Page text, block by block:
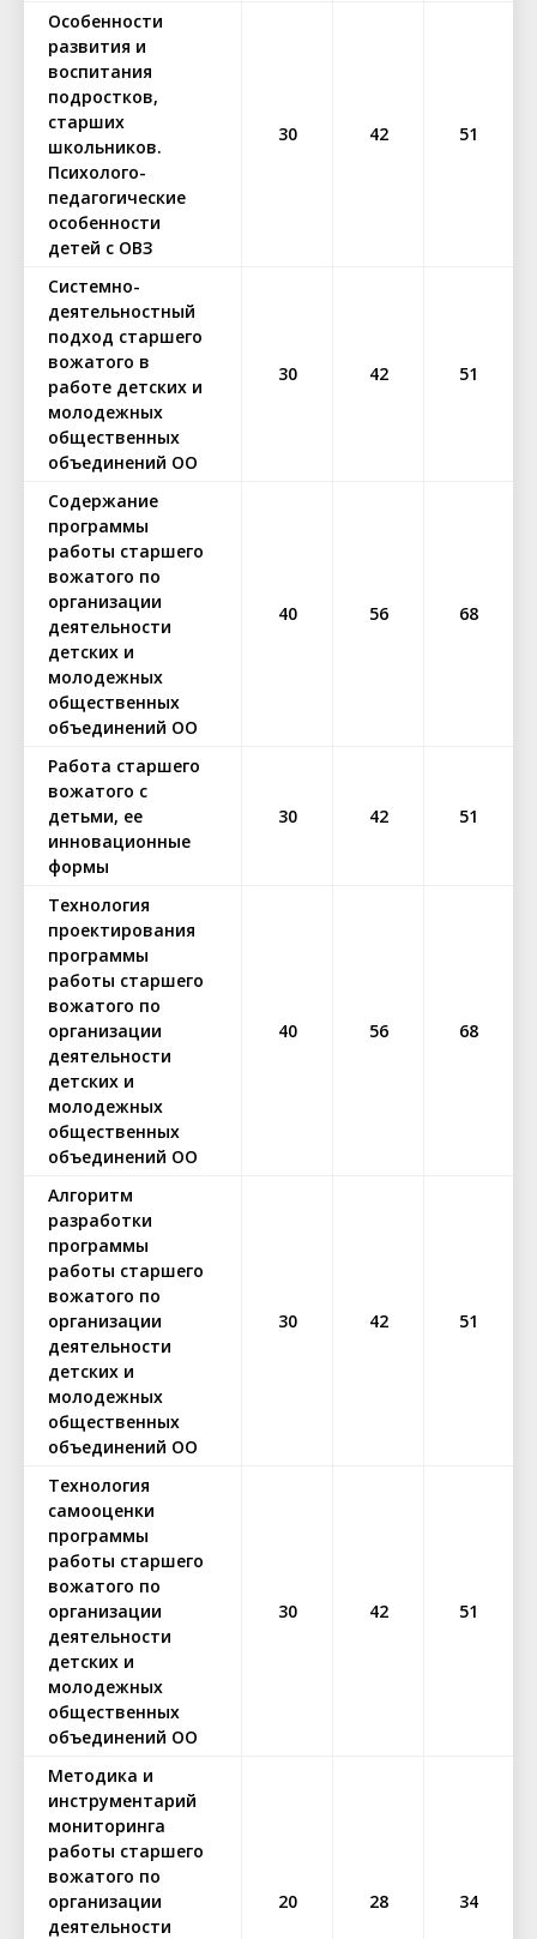
Особенности
развития и
воспитания
подростков,
старших
школьников.
Психолого-
педагогические
особенности
детей с ОВЗ
30 42 51
Системно-
деятельностный
подход старшего
вожатого в
работе детских и
молодежных
общественных
объединений ОО
30 42 51
Содержание
программы
работы старшего
вожатого по
организации
деятельности
детских и
молодежных
общественных
объединений ОО
40 56 68
Работа старшего
вожатого с
детьми, ее
инновационные
формы
30 42 51
Технология
проектирования
программы
работы старшего
вожатого по
организации
деятельности
детских и
молодежных
общественных
объединений ОО
40 56 68
Алгоритм
разработки
программы
работы старшего
вожатого по
организации
деятельности
детских и
молодежных
общественных
объединений ОО
30 42 51
Технология
самооценки
программы
работы старшего
вожатого по
организации
деятельности
детских и
молодежных
общественных
объединений ОО
30 42 51
Методика и
инструментарий
мониторинга
работы старшего
вожатого по
организации
деятельности
20 28 34